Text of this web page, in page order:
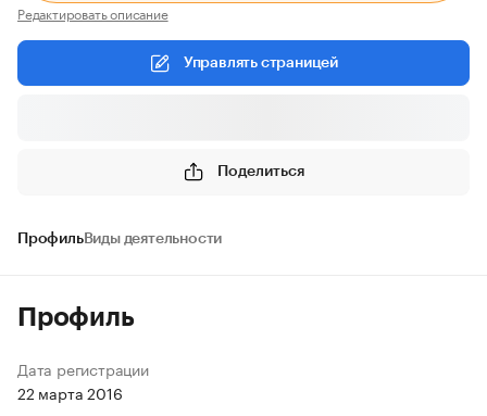
Редактировать описание
Управлять страницей
Поделиться
ПрофильВиды деятельности
Профиль
Дата регистрации
22 марта 2016